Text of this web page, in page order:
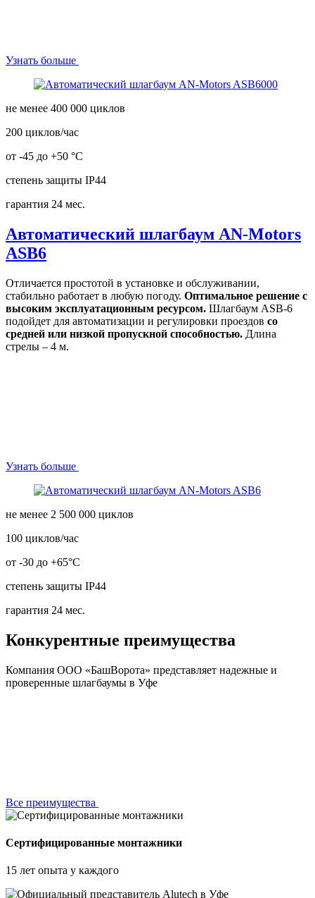
Узнать больше
не менее 400 000 циклов
200 циклов/час
от -45 до +50 °С
степень защиты IP44
гарантия 24 мес.
Автоматический шлагбаум AN-Motors
ASB6
Отличается простотой в установке и обслуживании,
стабильно работает в любую погоду. Оптимальное решение с
высоким эксплуатационным ресурсом. Шлагбаум ASB-6
подойдет для автоматизации и регулировки проездов со
средней или низкой пропускной способностью. Длина
стрелы – 4 м.
Узнать больше
не менее 2 500 000 циклов
100 циклов/час
от -30 до +65°С
степень защиты IP44
гарантия 24 мес.
Конкурентные преимущества
Компания ООО «‎БашВорота» представляет надежные и
проверенные шлагбаумы в Уфе
Все преимущества
Сертифицированные монтажники
15 лет опыта у каждого